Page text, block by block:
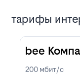
тарифы
bee
200 мбит/с